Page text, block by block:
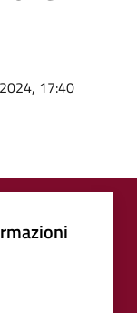
17:40